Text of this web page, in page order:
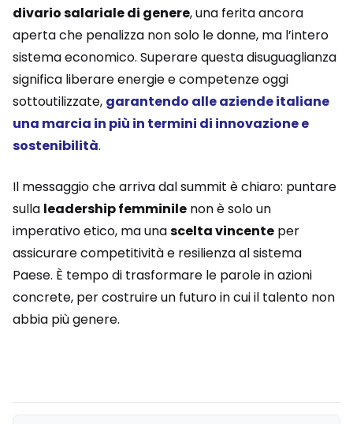
divario salariale di genere, una ferita ancora
aperta che penalizza non solo le donne, ma l’intero
sistema economico. Superare questa disuguaglianza
significa liberare energie e competenze oggi
sottoutilizzate, garantendo alle aziende italiane
una marcia in più in termini di innovazione e
sostenibilità.
Il messaggio che arriva dal summit è chiaro: puntare
sulla leadership femminile non è solo un
imperativo etico, ma unascelta vincente per
assicurare competitività e resilienza al sistema
Paese. È tempo di trasformare le parole in azioni
concrete, per costruire un futuro in cui il talento non
abbia più genere.